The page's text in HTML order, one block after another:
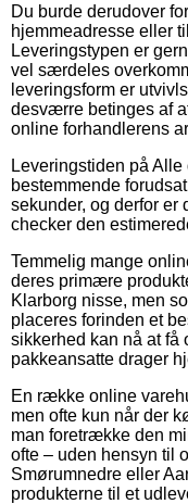
Du burde derudover
hjemmeadresse eller
Leveringstypen er
vel særdeles
leveringsform er
desværre betinges af
online forhandlerens
Leveringstiden på
bestemmende
sekunder, og derfor er
checker den
Temmelig mange
deres primære
Klarborg nisse, men
placeres forinden et
sikkerhed kan nå at få
pakkeansatte drager
En række online
men ofte kun når der
man foretrække den
ofte – uden hensyn til
Smørumnedre eller
produkterne til et